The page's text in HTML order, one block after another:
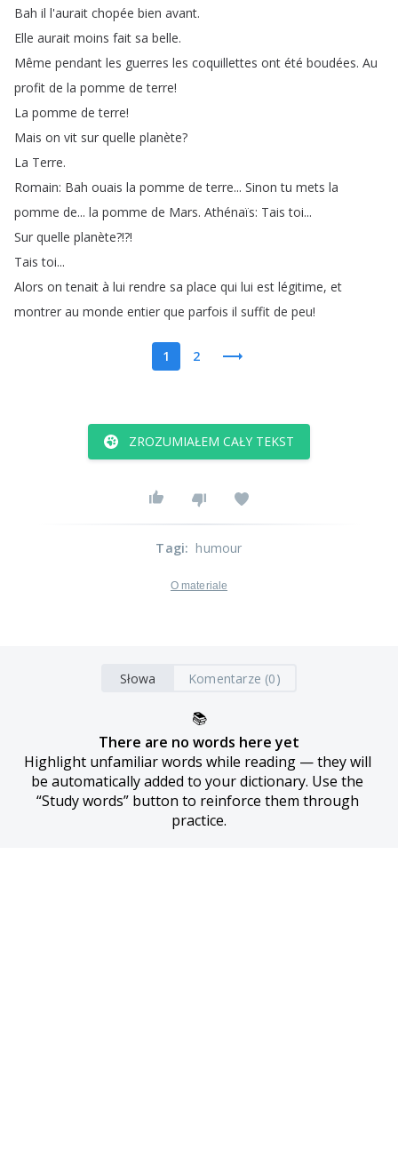
Bah il l'aurait chopée bien avant.
Elle aurait moins fait sa belle.
Même pendant les guerres les coquillettes ont été boudées. Au
profit de la pomme de terre!
La pomme de terre!
Mais on vit sur quelle planète?
La Terre.
Romain: Bah ouais la pomme de terre... Sinon tu mets la
pomme de... la pomme de Mars. Athénaïs: Tais toi...
Sur quelle planète?!?!
Tais toi...
Alors on tenait à lui rendre sa place qui lui est légitime, et
montrer au monde entier que parfois il suffit de peu!
1 2
ZROZUMIAŁEM CAŁY TEKST
Tagi: humour
O materiale
Słowa Komentarze (0)
📚
There are no words here yet
Highlight unfamiliar words while reading — they will
be automatically added to your dictionary. Use the
“Study words” button to reinforce them through
practice.